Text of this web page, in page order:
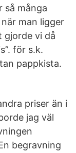
så många
man ligger
gjorde vi då
för s.k.
pappkista.
priser än i
jag väl
begravning